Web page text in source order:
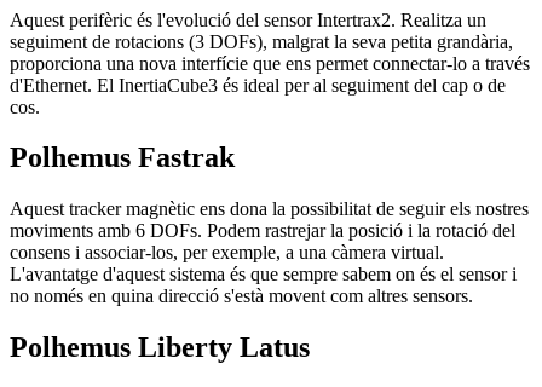
Aquest perifèric és l'evolució del sensor Intertrax2. Realitza un
seguiment de rotacions (3 DOFs), malgrat la seva petita grandària,
proporciona una nova interfície que ens permet connectar-lo a través
d'Ethernet. El InertiaCube3 és ideal per al seguiment del cap o de
cos.
Polhemus Fastrak
Aquest tracker magnètic ens dona la possibilitat de seguir els nostres
moviments amb 6 DOFs. Podem rastrejar la posició i la rotació del
consens i associar-los, per exemple, a una càmera virtual.
L'avantatge d'aquest sistema és que sempre sabem on és el sensor i
no només en quina direcció s'està movent com altres sensors.
Polhemus Liberty Latus